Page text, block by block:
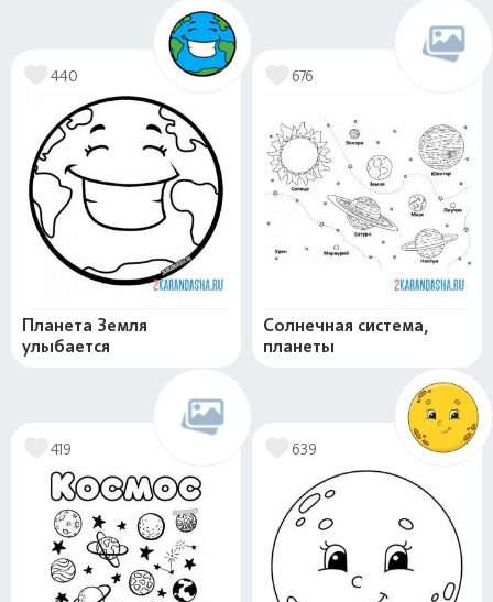
440
Планета Земля
улыбается
676
Солнечная система,
планеты
419 639